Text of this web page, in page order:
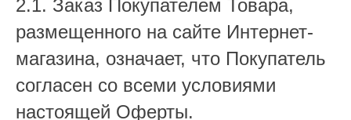
2.1. Заказ Покупателем Товара,
размещенного на сайте Интернет-
магазина, означает, что Покупатель
согласен со всеми условиями
настоящей Оферты.